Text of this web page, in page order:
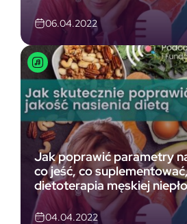
06.04.2022
Jak poprawić parametry
co jeść, co
dietoterapia męskiej
04.04.2022